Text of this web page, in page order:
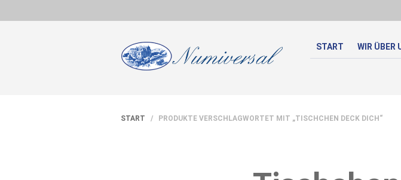
START WIR ÜBER
START / PRODUKTE VERSCHLAGWORTET MIT „TISCHCHEN DECK DICH“